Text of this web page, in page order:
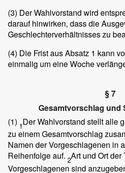
(3) Der Wahlvorstand wird
darauf hinwirken, dass die
Geschlechterverhältnisses zu
(4) Die Frist aus Absatz 1 kann
einmalig um eine Woche
§ 7
Gesamtvorschlag und
(1) 1Der Wahlvorstand stellt alle
zu einem Gesamtvorschlag
Namen der Vorgeschlagenen in
Reihenfolge auf. 2Art und Ort der
Vorgeschlagenen sind